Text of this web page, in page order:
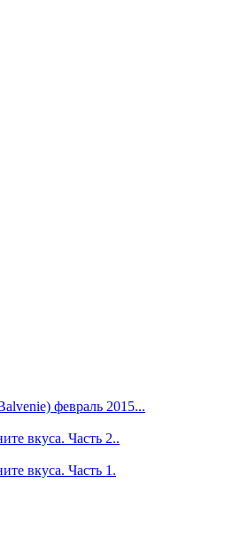
февраль 2015...
вкуса. Часть 2..
вкуса. Часть 1.